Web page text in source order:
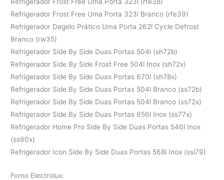
Refrigerador Frost Free Uma Porta 323l Branco (rfe39)
Refrigerador Degelo Prático Uma Porta 262l Cycle Defrost
Branco (rw35)
Refrigerador Side By Side Duas Portas 504l (sh72b)
Refrigerador Side By Side Frost Free 504l Inox (sh72x)
Refrigerador Side By Side Duas Portas 670l (sh78x)
Refrigerador Side By Side Duas Portas 504l Branco (ss72b)
Refrigerador Side By Side Duas Portas 504l Branco (ss72x)
Refrigerador Side By Side Duas Portas 656l Inox (ss77x)
Refrigerador Home Pro Side By Side Duas Portas 546l Inox
(ss90x)
Refrigerador Icon Side By Side Duas Portas 568l Inox (ssi79)
Forno Electrolux: